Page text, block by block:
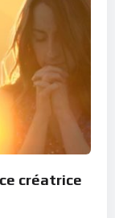
créatrice